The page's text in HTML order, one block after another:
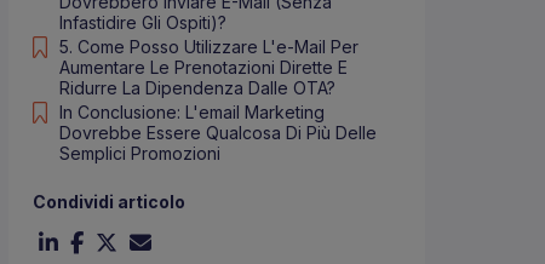
Infastidire Gli Ospiti)?
5. Come Posso Utilizzare L'e-Mail Per
Aumentare Le Prenotazioni Dirette E
Ridurre La Dipendenza Dalle OTA?
In Conclusione: L'email Marketing
Dovrebbe Essere Qualcosa Di Più Delle
Semplici Promozioni
Condividi articolo